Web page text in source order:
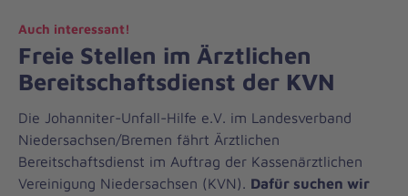
Freie Stellen im Ärztlichen
Bereitschaftsdienst der KVN
Auch interessant!
Die Johanniter-Unfall-Hilfe e.V. im Landesverband
Niedersachsen/Bremen fährt Ärztlichen
Bereitschaftsdienst im Auftrag der Kassenärztlichen
Vereinigung Niedersachsen (KVN). Dafür suchen wir